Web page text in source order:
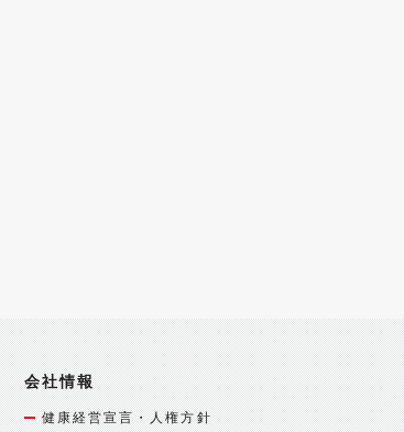
会社情報
健康経営宣言・人権方針